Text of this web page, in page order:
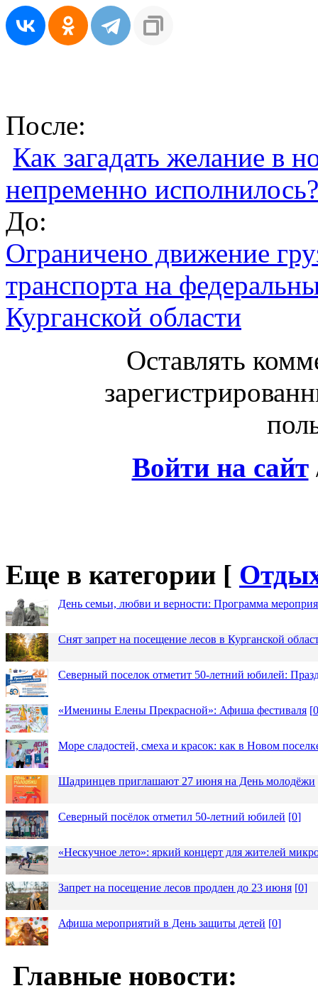
После:
Как загадать желание в
непременно исполнилось?
До:
Ограничено движение
транспорта на
Курганской области
Оставлять
Войти на сайт
Еще в категории [
День семьи, любви и верности: Программа
Снят запрет на посещение лесов в Курганской
Северный поселок отметит 50-летний юбилей:
«Именины Елены Прекрасной»: Афиша фестиваля [0
Море сладостей, смеха и красок: как в Новом
Шадринцев приглашают 27 июня на День молодёжи
Северный посёлок отметил 50-летний юбилей [0]
«Нескучное лето»: яркий концерт для жителей
Запрет на посещение лесов продлен до 23 июня [0]
Афиша мероприятий в День защиты детей [0]
Главные новости: